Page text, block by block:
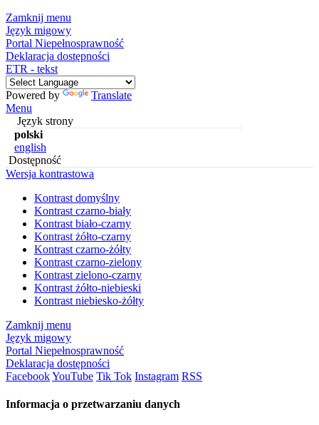
Zamknij menu
Język migowy
Portal Niepełnosprawność
Deklaracja dostępności
ETR - tekst
Powered by
Translate
Menu
Język strony
polski
english
Dostępność
Wersja kontrastowa
Kontrast domyślny
Kontrast czarno-biały
Kontrast biało-czarny
Kontrast żółto-czarny
Kontrast czarno-żółty
Kontrast czarno-zielony
Kontrast zielono-czarny
Kontrast żółto-niebieski
Kontrast niebiesko-żółty
Zamknij menu
Język migowy
Portal Niepełnosprawność
Deklaracja dostępności
FacebookYouTube Tik Tok Instagram RSS
Informacja o przetwarzaniu danych